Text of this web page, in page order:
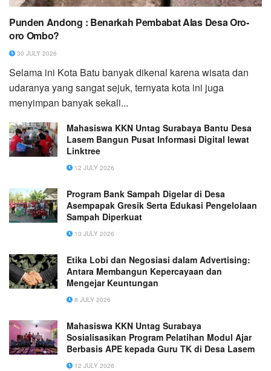
Punden Andong : Benarkah Pembabat Alas Desa Oro-
oro Ombo?
30 JULY 2026
Selama ini Kota Batu banyak dikenal karena wisata dan
udaranya yang sangat sejuk, ternyata kota ini juga
menyimpan banyak sekali...
Mahasiswa KKN Untag Surabaya Bantu Desa
Lasem Bangun Pusat Informasi Digital lewat
Linktree
12 JULY 2026
Program Bank Sampah Digelar di Desa
Asempapak Gresik Serta Edukasi Pengelolaan
Sampah Diperkuat
13 JULY 2026
Etika Lobi dan Negosiasi dalam Advertising:
Antara Membangun Kepercayaan dan
Mengejar Keuntungan
8 JULY 2026
Mahasiswa KKN Untag Surabaya
Sosialisasikan Program Pelatihan Modul Ajar
Berbasis APE kepada Guru TK di Desa Lasem
12 JULY 2026